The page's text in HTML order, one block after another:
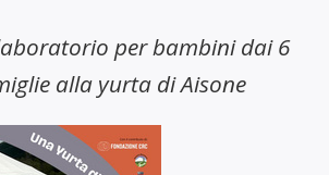
per bambini dai 6
alla yurta di Aisone